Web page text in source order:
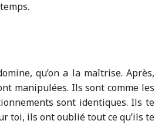
qu’on a la maîtrise. Après,
manipulées. Ils sont comme les
sont identiques. Ils te
toi, ils ont oublié tout ce qu’ils te